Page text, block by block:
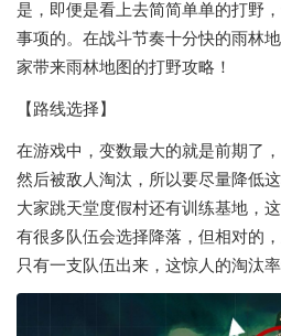
是，即便是看上去简简单单的打野
事项的。在战斗节奏十分快的雨林
家带来雨林地图的打野攻略！
【路线选择】
在游戏中，变数最大的就是前期了
然后被敌人淘汰，所以要尽量降低
大家跳天堂度假村还有训练基地，
有很多队伍会选择降落，但相对的
只有一支队伍出来，这惊人的淘汰率